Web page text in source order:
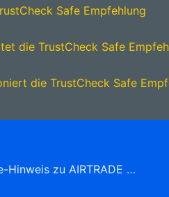
Safe Empfehlung
die TrustCheck Safe
die TrustCheck Safe
TrustCheck Safe-Hinweis zu AIRTRADE Damaschkestr. 104, (Trudering) 81825 München Tel: 089 12 39 39 70 Reisebüros